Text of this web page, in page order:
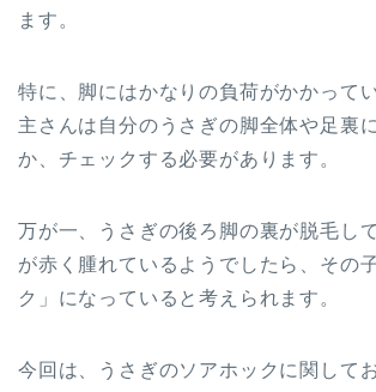
ます。
特に、脚にはかなりの負荷がかかって
主さんは自分のうさぎの脚全体や足裏
か、チェックする必要があります。
万が一、うさぎの後ろ脚の裏が脱毛し
が赤く腫れているようでしたら、その
ク」になっていると考えられます。
今回は、うさぎのソアホックに関して